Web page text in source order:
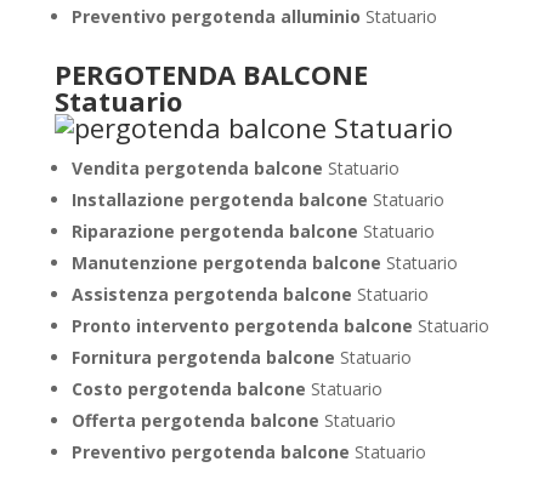
Preventivo pergotenda alluminio Statuario
PERGOTENDA BALCONE
Statuario
Vendita pergotenda balcone Statuario
Installazione pergotenda balcone Statuario
Riparazione pergotenda balcone Statuario
Manutenzione pergotenda balcone Statuario
Assistenza pergotenda balcone Statuario
Pronto intervento pergotenda balcone Statuario
Fornitura pergotenda balcone Statuario
Costo pergotenda balcone Statuario
Offerta pergotenda balcone Statuario
Preventivo pergotenda balcone Statuario